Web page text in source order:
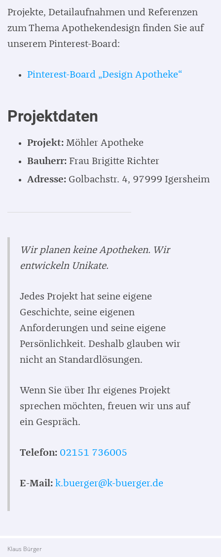
Projekte, Detailaufnahmen und Referenzen
zum Thema Apothekendesign finden Sie auf
unserem Pinterest-Board:
Pinterest-Board „Design Apotheke“
Projektdaten
Projekt: Möhler Apotheke
Bauherr: Frau Brigitte Richter
Adresse: Golbachstr. 4, 97999 Igersheim
Wir planen keine Apotheken. Wir
entwickeln Unikate.
Jedes Projekt hat seine eigene
Geschichte, seine eigenen
Anforderungen und seine eigene
Persönlichkeit. Deshalb glauben wir
nicht an Standardlösungen.
Wenn Sie über Ihr eigenes Projekt
sprechen möchten, freuen wir uns auf
ein Gespräch.
Telefon: 02151 736005
E-Mail: k.buerger@k-buerger.de
Klaus Bürger